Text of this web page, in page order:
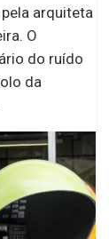
arquiteta
O
do ruído
da